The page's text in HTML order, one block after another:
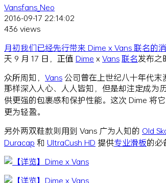
Vansfans_Neo
2016-09-17 22:14:02
436 views
月初我们已经先行带来 Dime x Vans 联名的
天 9 月 17 日，正值 Dime x Vans联名发布之
众所周知， Vans公司曾在上世纪八十年代
那样深入人心、人人皆知，但是却注定成为
供更强的包裹感和保护性能。这次 Dime 将
更为轻盈。
另外两双鞋款则用到 Vans 广为人知的 Old
Duracap 和 UltraCush HD 提供专业滑板的必